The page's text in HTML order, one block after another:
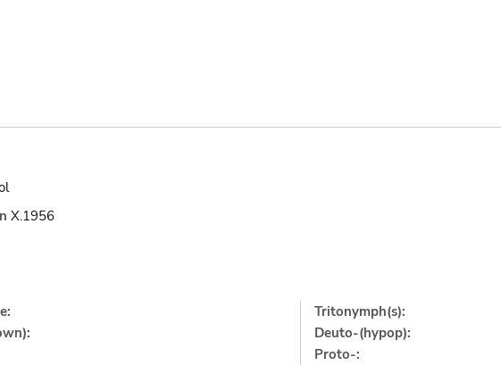
X.1956
Tritonymph(s):
Deuto-(hypop):
Proto-: